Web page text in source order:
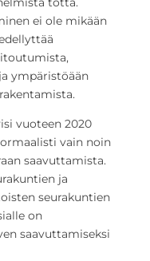
ei ole mikään
ympäristöään
vuoteen 2020
vain noin
saavuttamista.
ja
seurakuntien
on
saavuttamiseksi